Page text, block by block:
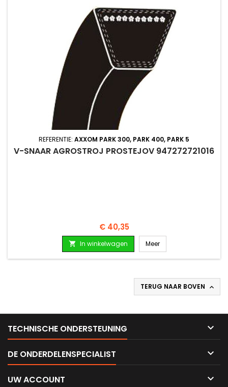
REFERENTIE: AXXOM PARK 300, PARK 400, PARK 5
V-SNAAR AGROSTROJ PROSTEJOV 947272721016
Prijs
€ 40,35
 In winkelwagen Meer
TERUG NAAR BOVEN 
TECHNISCHE ONDERSTEUNING 
DE ONDERDELENSPECIALIST 
UW ACCOUNT 